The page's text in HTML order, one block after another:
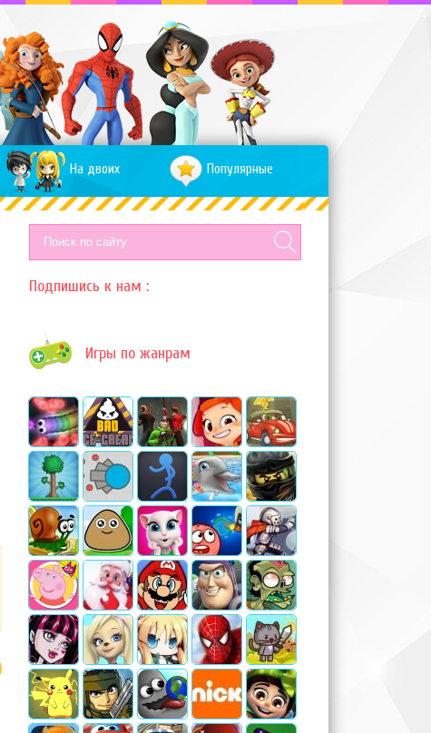
На двоих Популярные
Подпишись к нам :
Игры по жанрам